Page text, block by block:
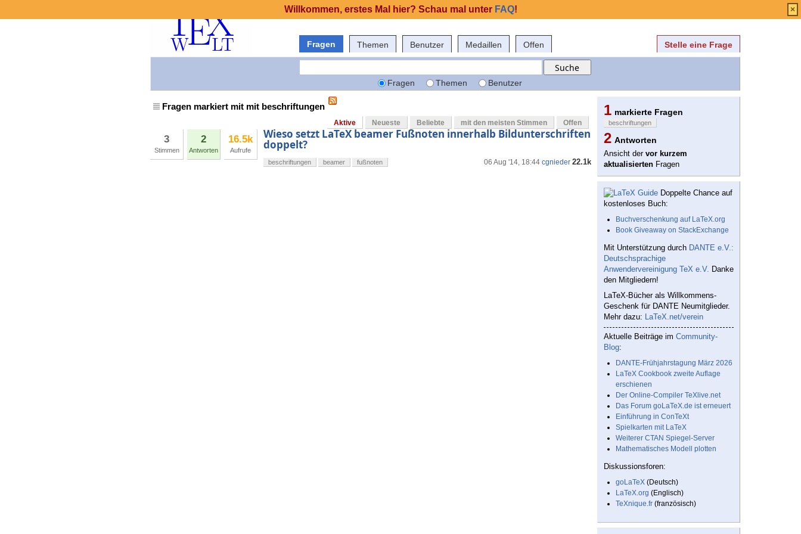
Fragen Themen Benutzer Medaillen Offen Stelle eine Frage
Fragen Themen Benutzer
Fragen markiert mit mit beschriftungen
Aktive Neueste Beliebte mit den meisten Stimmen Offen
3
Stimmen
2
Antworten
16.5k
Aufrufe
Wieso setzt LaTeX beamer Fußnoten innerhalb Bildunterschriften
doppelt?
06 Aug '14, 18:44 cgnieder 22.1k
beschriftungen beamer fußnoten
1 markierte Fragen
beschriftungen
2 Antworten
Ansicht der vor kurzem
aktualisierten Fragen
Doppelte Chance auf
kostenloses Buch:
Buchverschenkung auf LaTeX.org
Book Giveaway on StackExchange
Mit Unterstützung durch DANTE e.V.:
Deutschsprachige
Anwendervereinigung TeX e.V. Danke
den Mitgliedern!
LaTeX-Bücher als Willkommens-
Geschenk für DANTE Neumitglieder.
Mehr dazu: LaTeX.net/verein
Aktuelle Beiträge im Community-
Blog:
DANTE-Frühjahrstagung März 2026
LaTeX Cookbook zweite Auflage
erschienen
Der Online-Compiler TeXlive.net
Das Forum goLaTeX.de ist erneuert
Einführung in ConTeXt
Spielkarten mit LaTeX
Weiterer CTAN Spiegel-Server
Mathematisches Modell plotten
Diskussionsforen:
goLaTeX (Deutsch)
LaTeX.org (Englisch)
TeXnique.fr (französisch)
Willkommen, erstes Mal hier? Schau mal unter FAQ! ×